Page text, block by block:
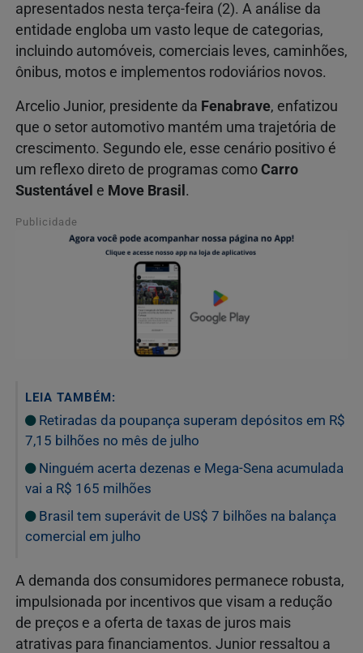
apresentados nesta terça-feira (2). A análise da
entidade engloba um vasto leque de categorias,
incluindo automóveis, comerciais leves, caminhões,
ônibus, motos e implementos rodoviários novos.
Arcelio Junior, presidente da Fenabrave, enfatizou
que o setor automotivo mantém uma trajetória de
crescimento. Segundo ele, esse cenário positivo é
um reflexo direto de programas como Carro
Sustentável e Move Brasil .
Publicidade
LEIA TAMBÉM:
Retiradas da poupança superam depósitos em R$
7,15 bilhões no mês de julho
Ninguém acerta dezenas e Mega-Sena acumulada
vai a R$ 165 milhões
Brasil tem superávit de US$ 7 bilhões na balança
comercial em julho
A demanda dos consumidores permanece robusta,
impulsionada por incentivos que visam a redução
de preços e a oferta de taxas de juros mais
atrativas para financiamentos. Junior ressaltou a